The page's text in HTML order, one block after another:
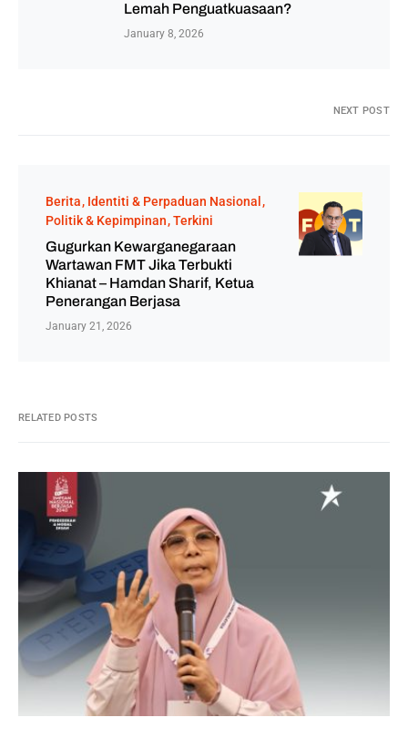
Lemah Penguatkuasaan?
January 8, 2026
NEXT POST
Berita Identiti & Perpaduan Nasional
Politik & Kepimpinan Terkini
Gugurkan Kewarganegaraan
Wartawan FMT Jika Terbukti
Khianat – Hamdan Sharif, Ketua
Penerangan Berjasa
January 21, 2026
RELATED POSTS